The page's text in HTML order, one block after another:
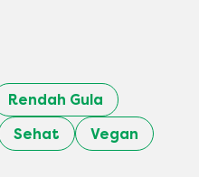
Rendah Gula
Sehat
Vegan